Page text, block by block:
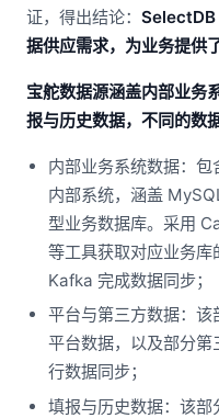
证，得出结论： SelectDB
据供应需求，为业务提供
宝舵数据源涵盖内部业务
报与历史数据，不同的数
内部业务系统数据：
内部系统，涵盖
型业务数据库。采用
等工具获取对应业务
Kafka 完成数据同步；
平台与第三方数据：
平台数据，以及部分
行数据同步；
填报与历史数据：该